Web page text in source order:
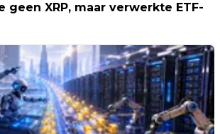
geen XRP, maar verwerkte ETF-